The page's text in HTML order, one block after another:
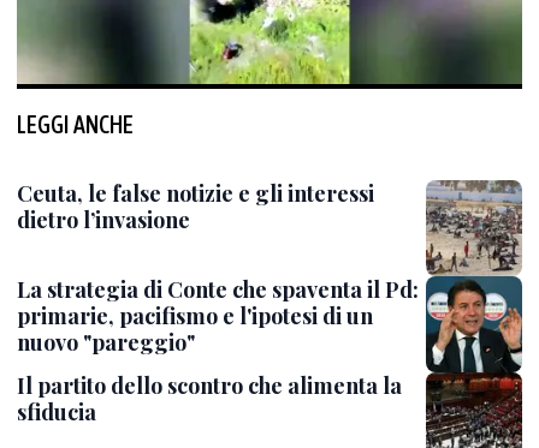
LEGGI ANCHE
Ceuta, le false notizie e gli interessi
dietro l’invasione
La strategia di Conte che spaventa il Pd:
primarie, pacifismo e l'ipotesi di un
nuovo "pareggio"
Il partito dello scontro che alimenta la
sfiducia